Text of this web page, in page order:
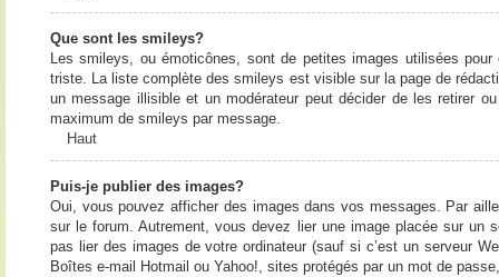
Que sont les smileys?
Les smileys, ou émoticônes, sont de petites images utilisées
triste. La liste complète des smileys est visible sur la page de
un message illisible et un modérateur peut décider de les retirer
maximum de smileys par message.
Haut
Puis-je publier des images?
Oui, vous pouvez afficher des images dans vos messages. Par
sur le forum. Autrement, vous devez lier une image placée sur un
pas lier des images de votre ordinateur (sauf si c’est un serveur
Boîtes e-mail Hotmail ou Yahoo!, sites protégés par un mot de